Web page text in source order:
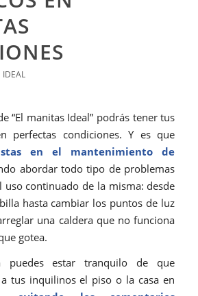
IDEAL
“El manitas Ideal” podrás tener tus
perfectas condiciones. Y es que
en el mantenimiento de
abordar todo tipo de problemas
uso continuado de la misma: desde
hasta cambiar los puntos de luz
una caldera que no funciona
gotea.
puedes estar tranquilo de que
tus inquilinos el piso o la casa en